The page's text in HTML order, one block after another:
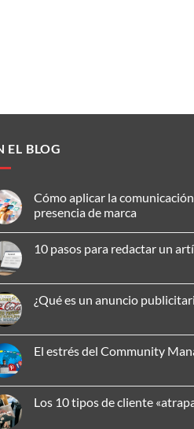
EL BLOG
Cómo aplicar la
presencia de marca
comentarios
comunicación
omnicanal
presencia
10 pasos para redactar un
comentarios
en
10
redactar
un
artículo
¿Qué es un anuncio
comentarios
en
¿Qué
anuncio
publicitario?
El estrés del Community
comentarios
en
El
Los 10 tipos de cliente